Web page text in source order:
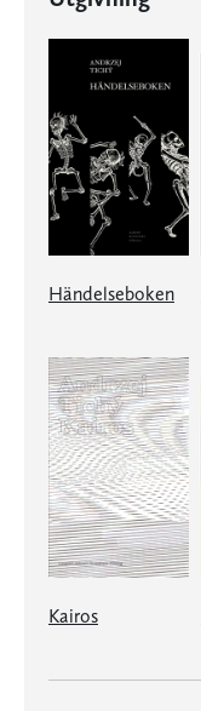
Händelseboken
Kairos